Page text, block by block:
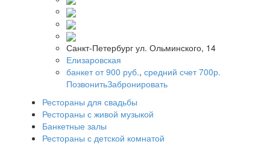
Санкт-Петербург ул. Ольминского, 14
Елизаровская
банкет от 900 руб., средний счет 700р.
ПозвонитьЗабронировать
Рестораны для свадьбы
Рестораны с живой музыкой
Банкетные залы
Рестораны с детской комнатой